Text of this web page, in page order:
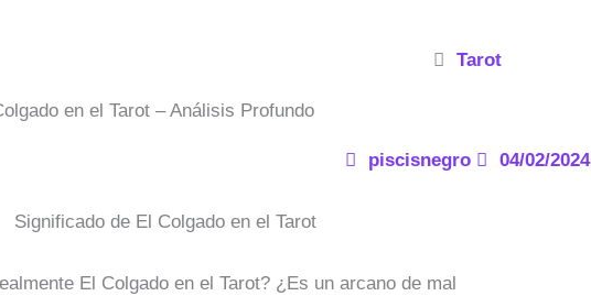
Tarot
en el Tarot – Análisis Profundo
piscisnegro 04/02/2024
El Colgado en el Tarot? ¿Es un arcano de mal